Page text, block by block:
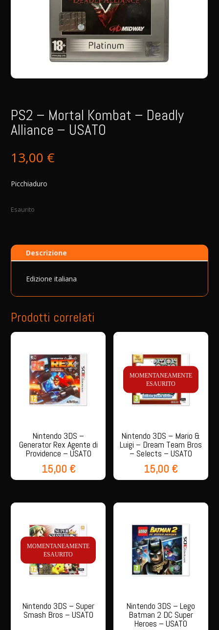
PS2 – Mortal Kombat – Deadly
Alliance – USATO
13,00 €
Picchiaduro
Esaurito
Descrizione
Edizione italiana
Prodotti correlati
Nintendo 3DS –
Generator Rex Agente di
Providence – USATO
15,00 €
MOMENTANEAMENTE
ESAURITO
Nintendo 3DS – Mario &
Luigi – Dream Team Bros
– Selects – USATO
15,00 €
MOMENTANEAMENTE
ESAURITO
Nintendo 3DS – Super
Smash Bros – USATO
Nintendo 3DS – Lego
Batman 2 DC Super
Heroes – USATO